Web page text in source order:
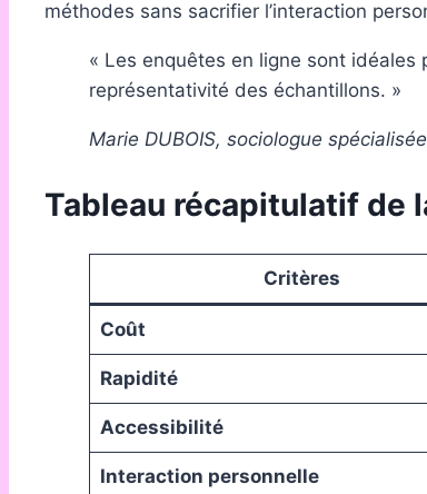
méthodes sans sacrifier l’interaction
« Les enquêtes en ligne sont
représentativité des échantillons. »
Marie DUBOIS, sociologue
Tableau récapitulatif de
Critères
Coût
Rapidité
Accessibilité
Interaction personnelle